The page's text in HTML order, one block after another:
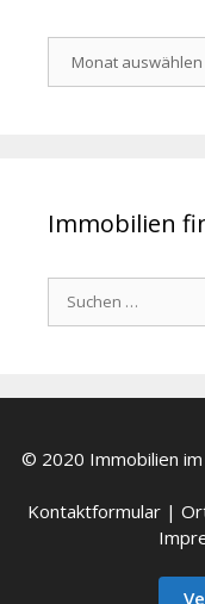
Archiv
Immobilien
nach:
© 2020 Immobilien
Kontaktformular |